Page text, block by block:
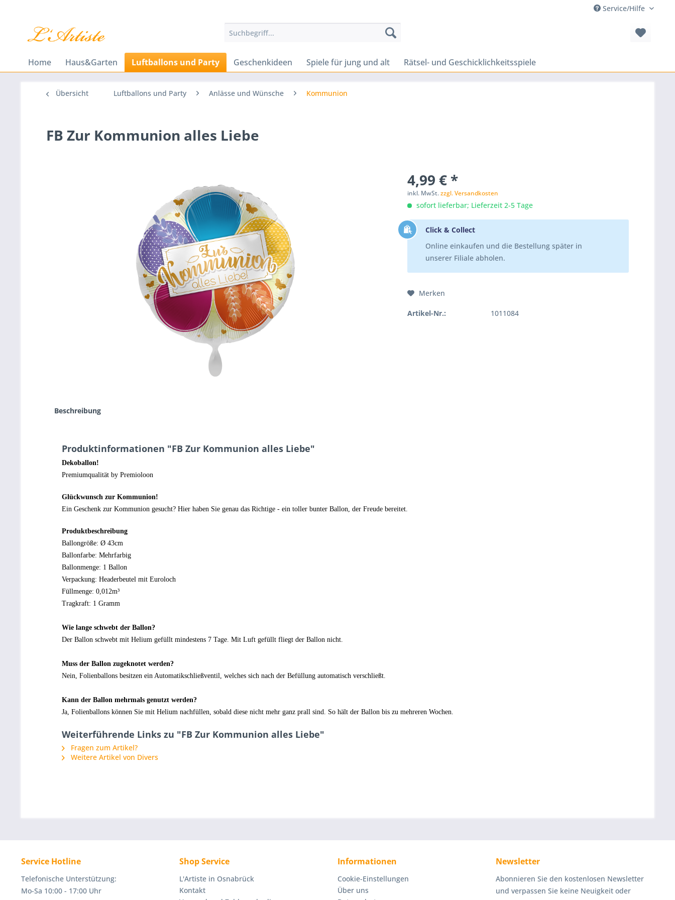
Service/Hilfe
Home Haus&Garten Luftballons und Party Geschenkideen Spiele für jung und alt Rätsel- und Geschicklichkeitsspiele
Übersicht Luftballons und Party Anlässe und Wünsche Kommunion
FB Zur Kommunion alles Liebe
4,99 € *
inkl. MwSt.zzgl. Versandkosten
sofort lieferbar; Lieferzeit 2-5 Tage
Click & Collect
Online einkaufen und die Bestellung später in
unserer Filiale abholen.
Merken
Artikel-Nr.: 1011084
Beschreibung
Produktinformationen "FB Zur Kommunion alles Liebe"
Dekoballon!
Premiumqualität by Premioloon
Glückwunsch zur Kommunion!
Ein Geschenk zur Kommunion gesucht? Hier haben Sie genau das Richtige - ein toller bunter Ballon, der Freude bereitet.
Produktbeschreibung
Ballongröße: Ø 43cm
Ballonfarbe: Mehrfarbig
Ballonmenge: 1 Ballon
Verpackung: Headerbeutel mit Euroloch
Füllmenge: 0,012m³
Tragkraft: 1 Gramm
Wie lange schwebt der Ballon?
Der Ballon schwebt mit Helium gefüllt mindestens 7 Tage. Mit Luft gefüllt fliegt der Ballon nicht.
Muss der Ballon zugeknotet werden?
Nein, Folienballons besitzen ein Automatikschließventil, welches sich nach der Befüllung automatisch verschließt.
Kann der Ballon mehrmals genutzt werden?
Ja, Folienballons können Sie mit Helium nachfüllen, sobald diese nicht mehr ganz prall sind. So hält der Ballon bis zu mehreren Wochen.
Weiterführende Links zu "FB Zur Kommunion alles Liebe"
Fragen zum Artikel?
Weitere Artikel von Divers
Service Hotline
Telefonische Unterstützung:
Mo-Sa 10:00 - 17:00 Uhr
Shop Service
L'Artiste in Osnabrück
Kontakt
Informationen
Cookie-Einstellungen
Über uns
Newsletter
Abonnieren Sie den kostenlosen Newsletter
und verpassen Sie keine Neuigkeit oder